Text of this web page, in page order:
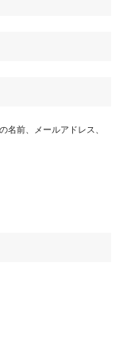
名前、メールアドレス、